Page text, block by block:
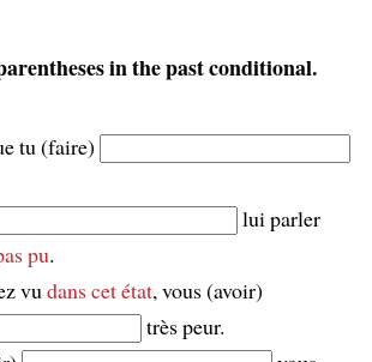
in the past conditional.
tu (faire)
lui parler
pu.
vu dans cet état, vous (avoir)
très peur.